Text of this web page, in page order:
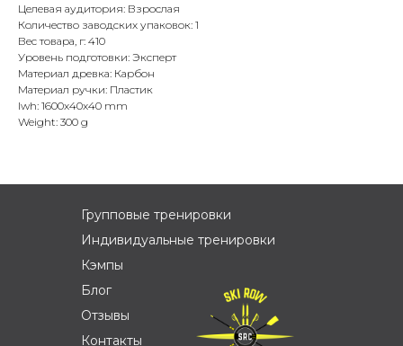
Целевая аудитория: Взрослая
Количество заводских упаковок: 1
Вес товара, г: 410
Уровень подготовки: Эксперт
Материал древка: Карбон
Материал ручки: Пластик
lwh: 1600x40x40 mm
Weight: 300 g
Групповые тренировки
Индивидуальные тренировки
Кэмпы
Блог
Отзывы
Контакты